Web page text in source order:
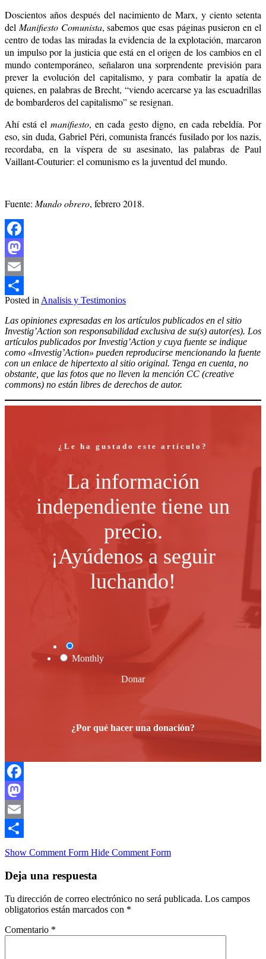
Doscientos años después del nacimiento de Marx, y ciento setenta
del Manifiesto Comunista, sabemos que esas páginas pusieron en el
centro de todas las miradas la evidencia de la explotación, marcaron
un impulso por la justicia que está en el origen de los cambios en el
mundo contemporáneo, señalaron una sorprendente previsión para
prever la evolución del capitalismo, y para combatir la apatía de
quienes, en palabras de Brecht, “viendo acercarse ya las escuadrillas
de bombarderos del capitalismo” se resignan.
Ahí está elmanifiesto, en cada gesto digno, en cada rebeldía. Por
eso, sin duda, Gabriel Péri, comunista francés fusilado por los nazis,
recordaba, en la víspera de su asesinato, las palabras de Paul
Vaillant-Couturier: el comunismo es la juventud del mundo.
Fuente: Mundo obrero, febrero 2018.
Facebook
Mastodon
Email
Compartir
Posted in Analisis y Testimonios
Las opiniones expresadas en los artículos publicados en el sitio
Investig’Action son responsabilidad exclusiva de su(s) autor(es). Los
artículos publicados por Investig’Action y cuya fuente se indique
como «Investig’Action» pueden reproducirse mencionando la fuente
con un enlace de hipertexto al sitio original. Tenga en cuenta, no
obstante, que las fotos que no lleven la mención CC (creative
commons) no están libres de derechos de autor.
¿Le ha gustado este artículo?
La información
independiente tiene un
precio.
¡Ayúdenos a seguir
luchando!
Monthly
Donar
¿Por qué hacer una donación?
Facebook
Mastodon
Email
Compartir
Show Comment Form Hide Comment Form
Deja una respuesta
Tu dirección de correo electrónico no será publicada. Los campos
obligatorios están marcados con *
Comentario *